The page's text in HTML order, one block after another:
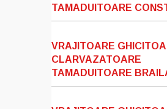
TAMADUITOARE
VRAJITOARE
CLARVAZATOARE
TAMADUITOARE